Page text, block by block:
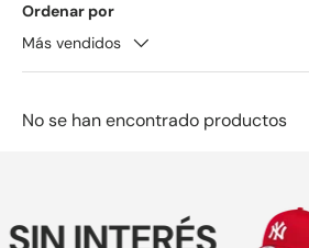
Ordenar por
Más vendidos
No se han encontrado productos